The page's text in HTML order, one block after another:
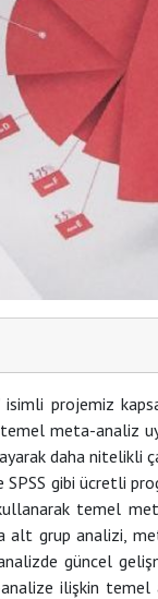
projemiz
temel meta-analiz
daha nitelikli
gibi ücretli
temel
alt grup analizi,
güncel
ilişkin